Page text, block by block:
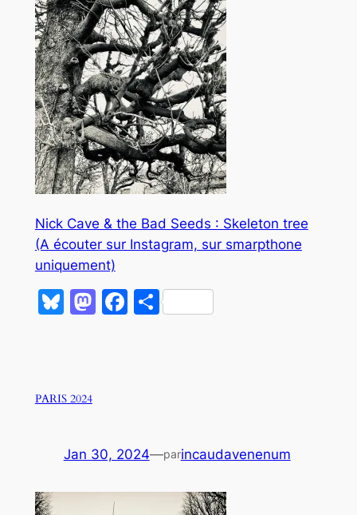
Nick Cave & the Bad Seeds : Skeleton tree
(A écouter sur Instagram, sur smarpthone
uniquement)
Bluesky
Mastodon
Facebook
Partager
PARIS 2024
Jan 30, 2024—parincaudavenenum